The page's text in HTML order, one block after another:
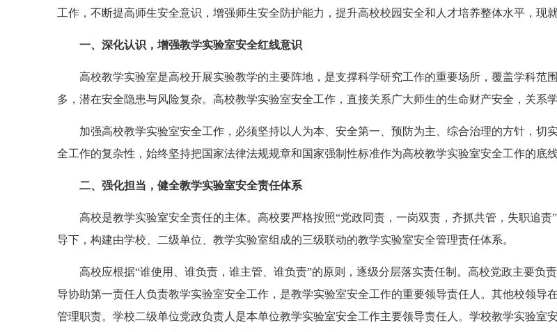
工作，不断提高师生安全意识，增强师生安全防护能力，提升高校校园安全和人才培养整体水平，现
一、深化认识，增强教学实验室安全红线意识
高校教学实验室是高校开展实验教学的主要阵地，是支撑科学研究工作的重要场所，覆盖学科范
多，潜在安全隐患与风险复杂。高校教学实验室安全工作，直接关系广大师生的生命财产安全，关系
加强高校教学实验室安全工作，必须坚持以人为本、安全第一、预防为主、综合治理的方针，切
全工作的复杂性，始终坚持把国家法律法规规章和国家强制性标准作为高校教学实验室安全工作的底
二、强化担当，健全教学实验室安全责任体系
高校是教学实验室安全责任的主体。高校要严格按照“党政同责，一岗双责，齐抓共管，失职追责
导下，构建由学校、二级单位、教学实验室组成的三级联动的教学实验室安全管理责任体系。
高校应根据“谁使用、谁负责，谁主管、谁负责”的原则，逐级分层落实责任制。高校党政主要负
导协助第一责任人负责教学实验室安全工作，是教学实验室安全工作的重要领导责任人。其他校领导
管理职责。学校二级单位党政负责人是本单位教学实验室安全工作主要领导责任人。学校教学实验室